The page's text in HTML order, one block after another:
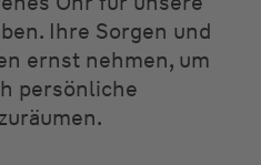
Ihre Sorgen und
ernst nehmen, um
persönliche